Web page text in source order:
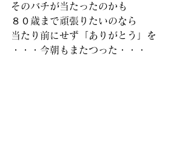
そのバチが当たったのかも
８０歳まで頑張りたいのなら
当たり前にせず「ありがとう」を
・・・今朝もまたつった・・・